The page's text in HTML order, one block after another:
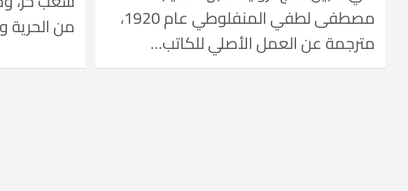
مصطفى لطفي المنفلوطي عام 1920،
مترجمة عن العمل الأصلي للكاتب…
من الحرية